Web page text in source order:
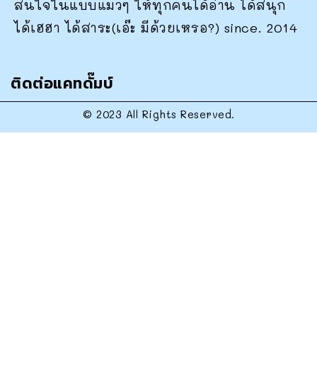
สนใจในแบบแมวๆ ให้ทุกคนได้อ่าน ได้สนุก
ได้เฮฮา ได้สาระ(เอ๊ะ มีด้วยเหรอ?) since. 2014
ติดต่อแคทดั๊มบ์
© 2023 All Rights Reserved.